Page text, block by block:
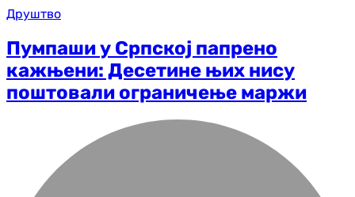
Друштво
Пумпаши у Српској папрено
кажњени: Десетине њих нису
поштовали ограничење маржи